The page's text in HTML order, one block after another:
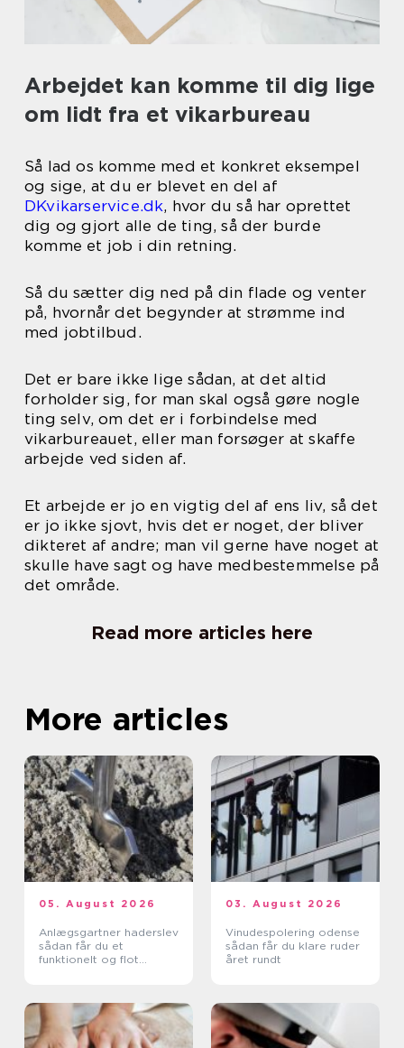
Arbejdet kan komme til dig lige
om lidt fra et vikarbureau
Så lad os komme med et konkret eksempel
og sige, at du er blevet en del af
DKvikarservice.dk, hvor du så har oprettet
dig og gjort alle de ting, så der burde
komme et job i din retning.
Så du sætter dig ned på din flade og venter
på, hvornår det begynder at strømme ind
med jobtilbud.
Det er bare ikke lige sådan, at det altid
forholder sig, for man skal også gøre nogle
ting selv, om det er i forbindelse med
vikarbureauet, eller man forsøger at skaffe
arbejde ved siden af.
Et arbejde er jo en vigtig del af ens liv, så det
er jo ikke sjovt, hvis det er noget, der bliver
dikteret af andre; man vil gerne have noget at
skulle have sagt og have medbestemmelse på
det område.
Read more articles here
More articles
05. August 2026
Anlægsgartner haderslev
sådan får du et
funktionelt og flot
03. August 2026
Vinudespolering odense
sådan får du klare ruder
året rundt